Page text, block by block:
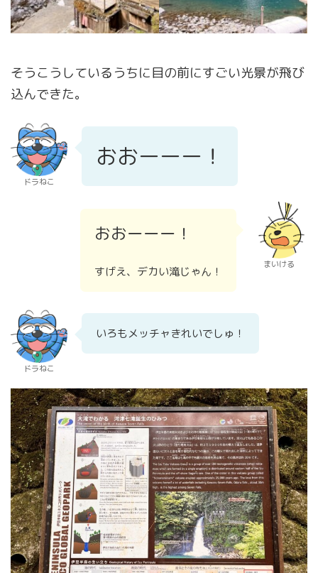
そうこうしているうちに目の前にすごい光景が飛び
込んできた。
ドラねこ
おおーーー！
おおーーー！
すげえ、デカい滝じゃん！ まいける
ドラねこ
いろもメッチャきれいでしゅ！